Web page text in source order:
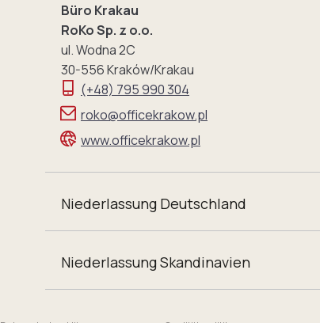
Büro Krakau
RoKo Sp. z o.o.
ul. Wodna 2C
30-556 Kraków/Krakau
(+48) 795 990 304
roko@officekrakow.pl
www.officekrakow.pl
Niederlassung Deutschland
Niederlassung Skandinavien